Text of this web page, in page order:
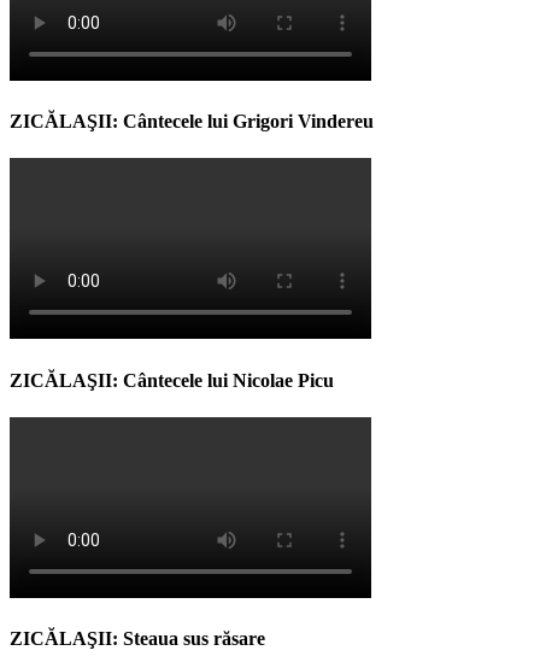
ZICĂLAŞII: Cântecele lui Grigori Vindereu
ZICĂLAŞII: Cântecele lui Nicolae Picu
ZICĂLAŞII: Steaua sus răsare